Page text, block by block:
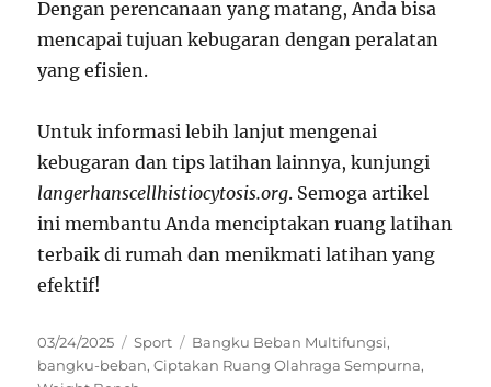
Dengan perencanaan yang matang, Anda bisa
mencapai tujuan kebugaran dengan peralatan
yang efisien.
Untuk informasi lebih lanjut mengenai
kebugaran dan tips latihan lainnya, kunjungi
langerhanscellhistiocytosis.org. Semoga artikel
ini membantu Anda menciptakan ruang latihan
terbaik di rumah dan menikmati latihan yang
efektif!
Posted
on
03/24/2025 Categories
Sport Tags
Bangku Beban Multifungsi,
bangku-beban,Ciptakan Ruang Olahraga Sempurna,